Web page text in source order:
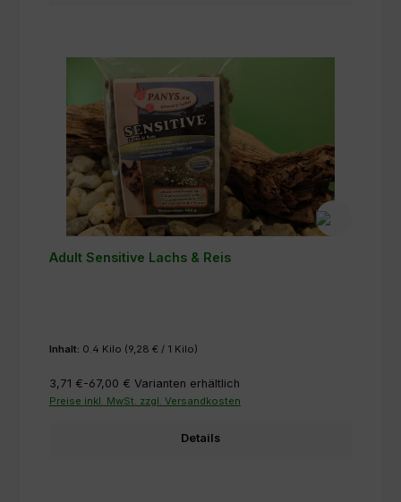
Adult Sensitive Lachs & Reis
Inhalt: 0.4 Kilo (9,28 € / 1 Kilo)
3,71 €-67,00 € Varianten erhältlich
Preise inkl. MwSt. zzgl. Versandkosten
Details